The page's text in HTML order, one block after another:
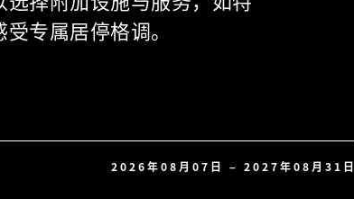
专属居停格调。
2026年08月07日 – 2027年08月31日